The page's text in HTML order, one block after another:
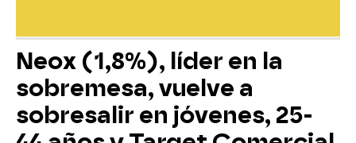
Neox (1,8%), líder en la
sobremesa, vuelve a
sobresalir en jóvenes, 25-